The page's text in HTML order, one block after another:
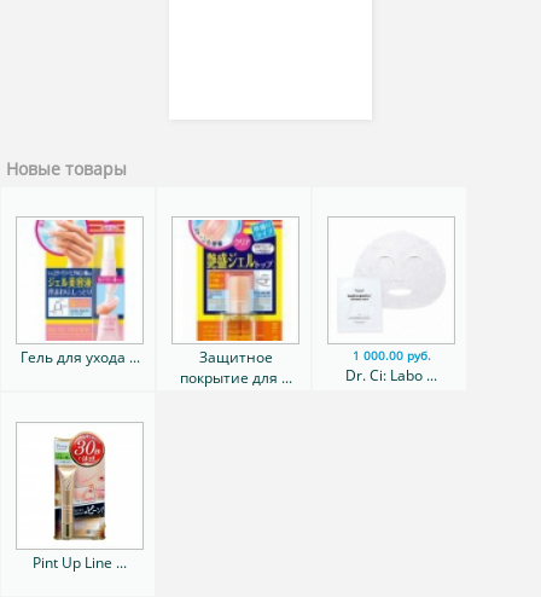
Новые товары
Гель для ухода ...
Защитное
покрытие для ...
1 000.00 руб.
Dr. Ci: Labo ...
Pint Up Line ...